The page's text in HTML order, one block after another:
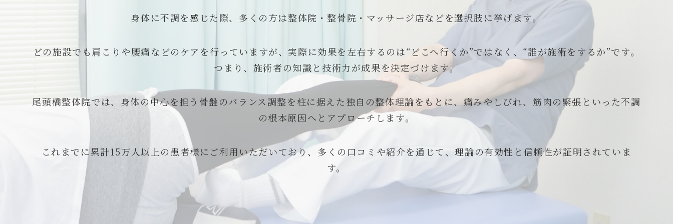
身体に不調を感じた際、多くの方は整体院・整骨院・マッサージ店などを選択肢に挙げます。
どの施設でも肩こりや腰痛などのケアを行っていますが、実際に効果を左右するのは“どこへ行くか”ではなく、“誰が施術をするか”です。
つまり、施術者の知識と技術力が成果を決定づけます。
尾頭橋整体院では、身体の中心を担う骨盤のバランス調整を柱に据えた独自の整体理論をもとに、痛みやしびれ、筋肉の緊張といった不調
の根本原因へとアプローチします。
これまでに累計15万人以上の患者様にご利用いただいており、多くの口コミや紹介を通じて、理論の有効性と信頼性が証明されていま
す。